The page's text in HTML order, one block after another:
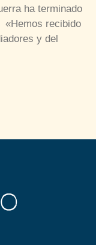
ha terminado
«Hemos recibido
y del